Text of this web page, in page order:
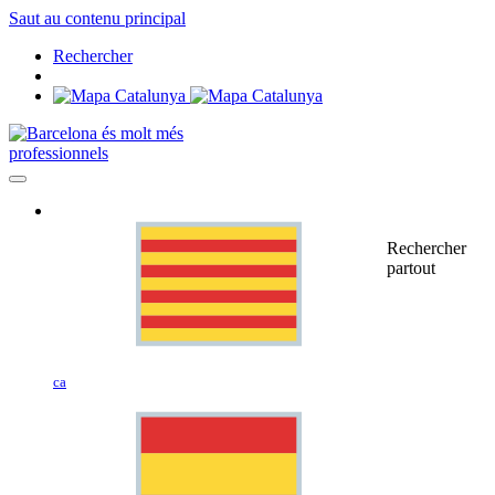
Saut au contenu principal
Rechercher
professionnels
ca
Rechercher
partout